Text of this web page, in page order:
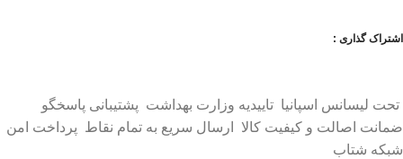
اشتراک گذاری :
تحت لیسانس اسپانیا تاییدیه وزارت بهداشت پشتیبانی پاسخگو
ضمانت اصالت و کیفیت کالا
ارسال سریع به تمام نقاط پرداخت امن
شبکه شتاب